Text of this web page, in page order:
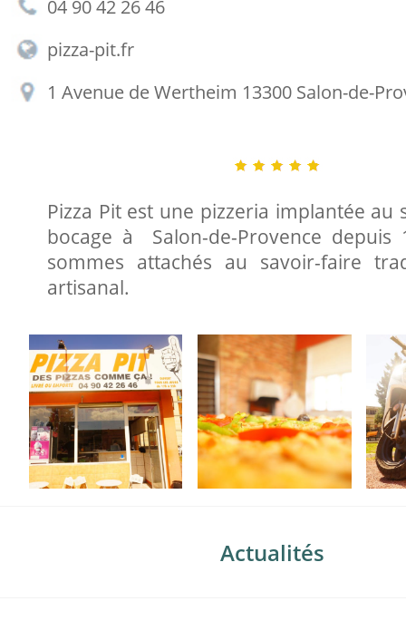
04 90 42 26 46
pizza-pit.fr
1 Avenue de Wertheim 13300 Salon-de-
Pizza Pit est une pizzeria implantée au
bocage à Salon-de-Provence depuis
sommes attachés au savoir-faire
artisanal.
Actualités